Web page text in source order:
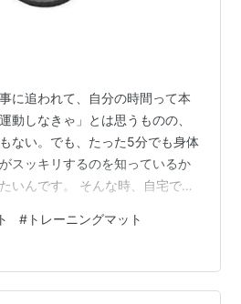
に追われて、自分の時間って本
動しなきゃ」とは思うものの、
ない。でも、たった5分でも身体
スッキリするのを知っているか
いんです。 そんな時、自宅での
。 今日は、現在マット選びに真
Reebok（リーボック）」のトレ
、健康への関心が高い40代ママ
賢い選び方を徹底リサーチしま
# トレーニングマット